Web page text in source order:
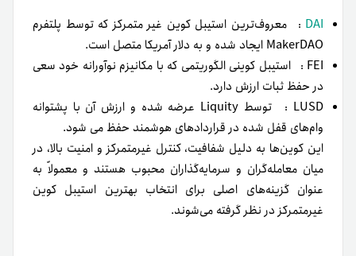
DAI : معروف‌ترین استیبل کوین غیر متمرکز که توسط پلتفرم
MakerDAO ایجاد شده و به دلار آمریکا متصل است.
FEI : استیبل کوینی الگوریتمی که با مکانیزم نوآورانه خود سعی
در حفظ ثبات ارزش دارد.
LUSD : توسط Liquity عرضه شده و ارزش آن با پشتوانه
وام‌های قفل شده در قراردادهای هوشمند حفظ می شود.
این‌ کوین‌ها‌ به‌ دلیل‌ شفافیت، کنترل‌ غیر‌متمرکز و‌ امنیت‌ بالا، در‌
میان‌ معامله‌گران‌ و‌ سرمایه‌گذاران‌ محبوب‌ هستند و‌ معمولاً‌ به‌
عنوان‌ گزینه‌های‌ اصلی‌ برای‌ انتخاب‌ بهترین‌ استیبل‌ کوین‌
غیر‌متمرکز‌ در‌ نظر‌ گرفته‌ می‌شوند.